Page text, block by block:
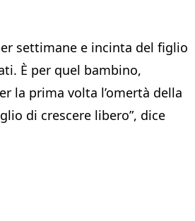
settimane e incinta del figlio
È per quel bambino,
la prima volta l’omertà della
di crescere libero”, dice